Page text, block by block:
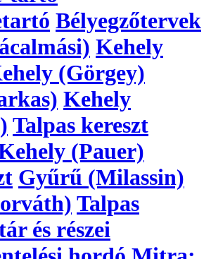
Bélyegzőtervek
Kehely
(Görgey)
Kehely
Talpas kereszt
(Pauer)
Gyűrű (Milassin)
Talpas
és részei